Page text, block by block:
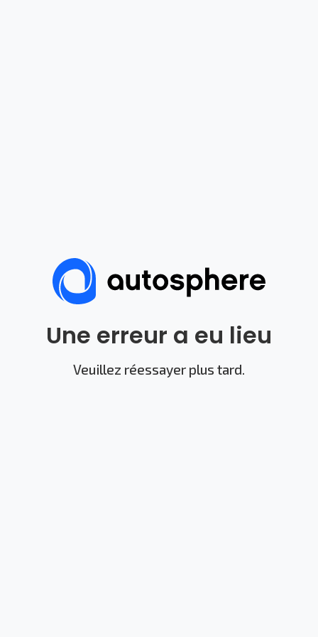
Une erreur a eu lieu
Veuillez réessayer plus tard.